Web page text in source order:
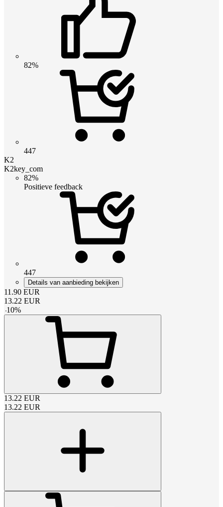
82%
447
K2
K2key_com
82%
Positieve feedback
447
Details van aanbieding bekijken
11.90 EUR
13.22 EUR
-10%
13.22 EUR
13.22 EUR